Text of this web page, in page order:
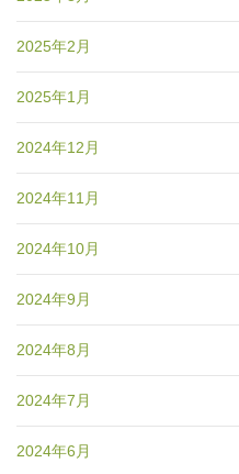
2025年2月
2025年1月
2024年12月
2024年11月
2024年10月
2024年9月
2024年8月
2024年7月
2024年6月